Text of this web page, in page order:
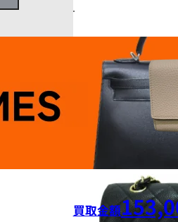
買取金額